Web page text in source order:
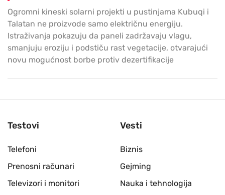
Ogromni kineski solarni projekti u pustinjama Kubuqi i
Talatan ne proizvode samo električnu energiju.
Istraživanja pokazuju da paneli zadržavaju vlagu,
smanjuju eroziju i podstiču rast vegetacije, otvarajući
novu mogućnost borbe protiv dezertifikacije
Testovi
Telefoni
Prenosni računari
Televizori i monitori
Vesti
Biznis
Gejming
Nauka i tehnologija